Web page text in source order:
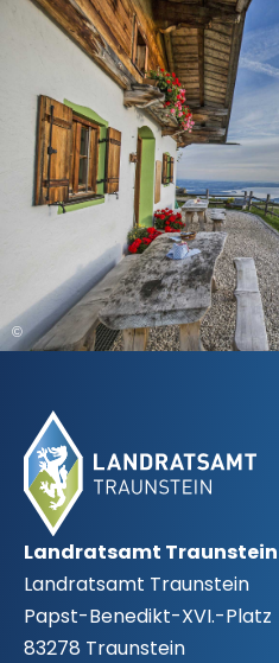
©
Fußbereich
Landratsamt Traunstein
Landratsamt Traunstein
Papst-Benedikt-XVI.-Platz
83278 Traunstein